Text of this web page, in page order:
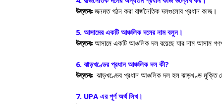
উত্তৰঃ জনমত গঠন করা রাজনৈতিক দলগুলোর প্রধান কাজ।
5. আসামের একটি আঞ্চলিক দলের নাম বলুন।
উত্তৰঃ আসামে একটি আঞ্চলিক দল রয়েছে যার নাম আসাম
6. ঝাড়খণ্ডের প্রধান আঞ্চলিক দল কী?
উত্তৰঃ ঝাড়খণ্ডের প্রধান আঞ্চলিক দল হল ঝাড়খণ্ড মুক্তি
7. UPA এর পূর্ণ অর্থ লিখ।